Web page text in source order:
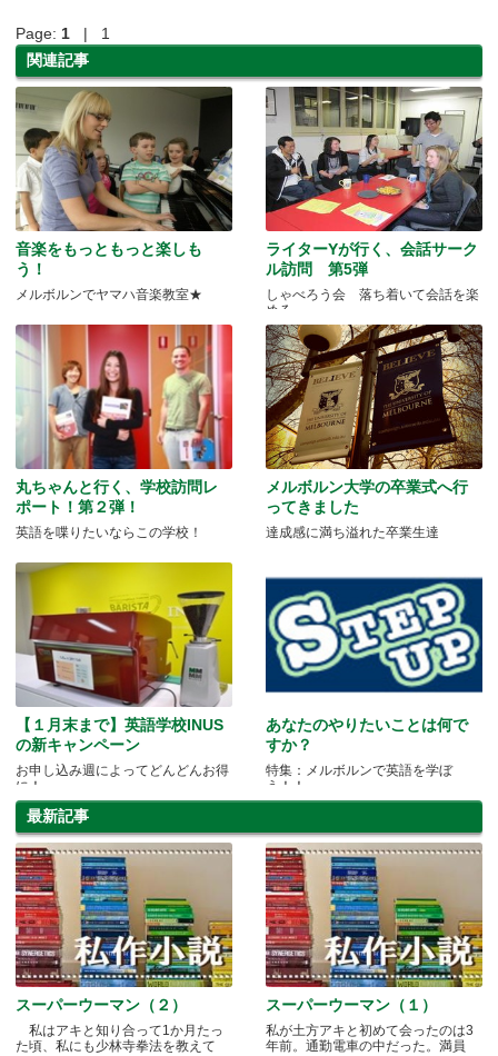
Page: 1 | 1
関連記事
音楽をもっともっと楽しも
う！
メルボルンでヤマハ音楽教室★
ライターYが行く、会話サーク
ル訪問 第5弾
しゃべろう会 落ち着いて会話を楽
める
丸ちゃんと行く、学校訪問レ
ポート！第２弾！
英語を喋りたいならこの学校！
メルボルン大学の卒業式へ行
ってきました
達成感に満ち溢れた卒業生達
【１月末まで】英語学校INUS
の新キャンペーン
お申し込み週によってどんどんお得
に！
あなたのやりたいことは何で
すか？
特集：メルボルンで英語を学ぼ
う！！
最新記事
スーパーウーマン（２）
私はアキと知り合って1か月たっ
た頃、私にも少林寺拳法を教えて
スーパーウーマン（１）
私が土方アキと初めて会ったのは3
年前。通勤電車の中だった。満員